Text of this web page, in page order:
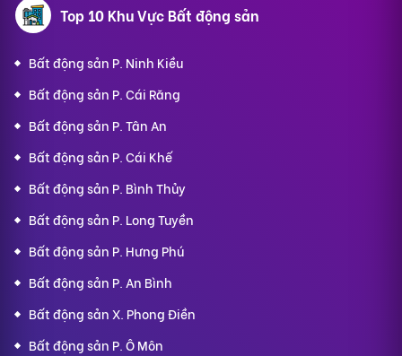
Top 10 Khu Vực Bất động sản
Bất động sản P. Ninh Kiều
Bất động sản P. Cái Răng
Bất động sản P. Tân An
Bất động sản P. Cái Khế
Bất động sản P. Bình Thủy
Bất động sản P. Long Tuyền
Bất động sản P. Hưng Phú
Bất động sản P. An Bình
Bất động sản X. Phong Điền
Bất động sản P. Ô Môn